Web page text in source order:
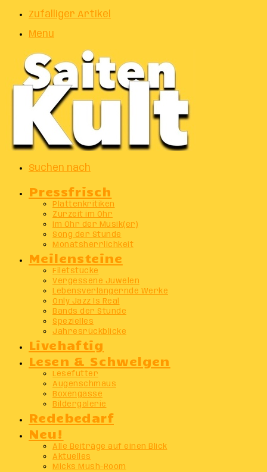
Zufälliger Artikel
Menu
Suchen nach
Pressfrisch
Plattenkritiken
Zurzeit im Ohr
Im Ohr der Musik(er)
Song der Stunde
Monatsherrlichkeit
Meilensteine
Filetstücke
Vergessene Juwelen
Lebensverlängernde Werke
Only Jazz Is Real
Bands der Stunde
Spezielles
Jahresrückblicke
Livehaftig
Lesen & Schwelgen
Lesefutter
Augenschmaus
Boxengasse
Bildergalerie
Redebedarf
Neu!
Alle Beiträge auf einen Blick
Aktuelles
Micks Mush-Room